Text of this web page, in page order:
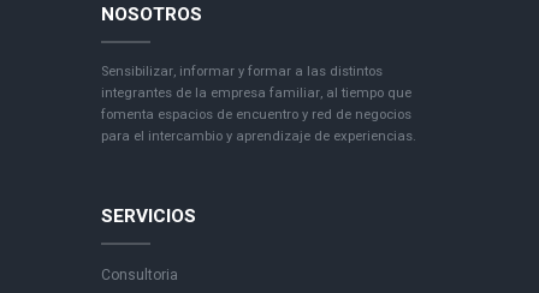
NOSOTROS
Sensibilizar, informar y formar a las distintos
integrantes de la empresa familiar, al tiempo que
fomenta espacios de encuentro y red de negocios
para el intercambio y aprendizaje de experiencias.
SERVICIOS
Consultoria